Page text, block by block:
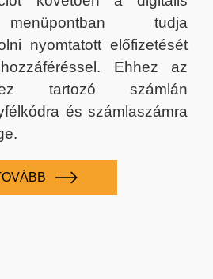
tudja
nyomtatott előfizetését
Ehhez az
tartozó számlán
és számlaszámra